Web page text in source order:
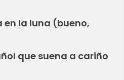
en la luna (bueno,
que suena a cariño